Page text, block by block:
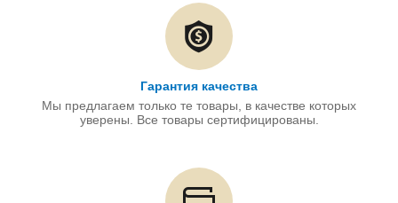
Гарантия качества
Мы предлагаем только те товары, в качестве которых
уверены. Все товары сертифицированы.